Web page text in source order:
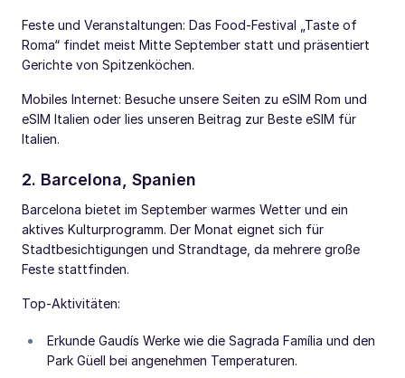
Feste und Veranstaltungen: Das Food-Festival „Taste of
Roma“ findet meist Mitte September statt und präsentiert
Gerichte von Spitzenköchen.
Mobiles Internet: Besuche unsere Seiten zu eSIM Rom und
eSIM Italien oder lies unseren Beitrag zur Beste eSIM für
Italien.
2. Barcelona, Spanien
Barcelona bietet im September warmes Wetter und ein
aktives Kulturprogramm. Der Monat eignet sich für
Stadtbesichtigungen und Strandtage, da mehrere große
Feste stattfinden.
Top-Aktivitäten:
Erkunde Gaudís Werke wie die Sagrada Família und den
Park Güell bei angenehmen Temperaturen.